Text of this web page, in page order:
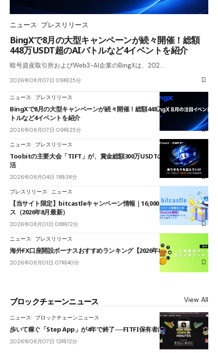
ニュース プレスリリース
BingXで8月の大型キャンペーンが続々開催！総額
448万USDT超のAIバトルなど4イベントを紹介
暗号資産取引所およびWeb3-AI企業のBingXは、202…
2026年08月07日 09時25分
ニュース プレスリリース
BingXで8月の大型キャンペーンが続々開催！総額448万USDT超のAIバ
トルなど4イベントを紹介
2026年08月07日 09時25分
ニュース プレスリリース
Toobitの主要大会「TIFT」が、賞金総額300万USDTのレースとして復
活
2026年08月04日 11時38分
プレスリリース ニュース
【当サイト限定】bitcastleキャンペーン情報｜16,000円口座開設ボーナ
ス（2026年8月最新）
2026年08月01日 08時12分
ニュース プレスリリース
海外FX口座開設ボーナスおすすめランキング【2026年8月最新】
2026年08月01日 07時40分
ブロックチェーンニュース View All
ニュース ブロックチェーンニュース
歩いて稼ぐ「Step App」が4年で終了──FITFI保有者に対応呼びかけ
2026年08月07日 12時12分